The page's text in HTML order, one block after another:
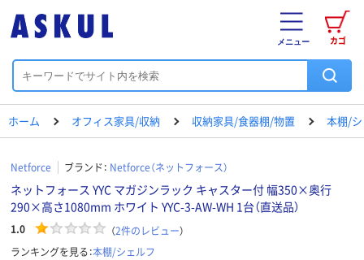
カゴ
メニュー
ホーム オフィス家具/収納 収納家具/食器棚/物置 本棚/
Netforce ブランド： Netforce（ネットフォース）
ネットフォース YYC マガジンラック キャスター付 幅350×奥行
290×高さ1080mm ホワイト YYC-3-AW-WH 1台（直送品）
1.0 （2件のレビュー）
ランキングを見る：本棚/シェルフ